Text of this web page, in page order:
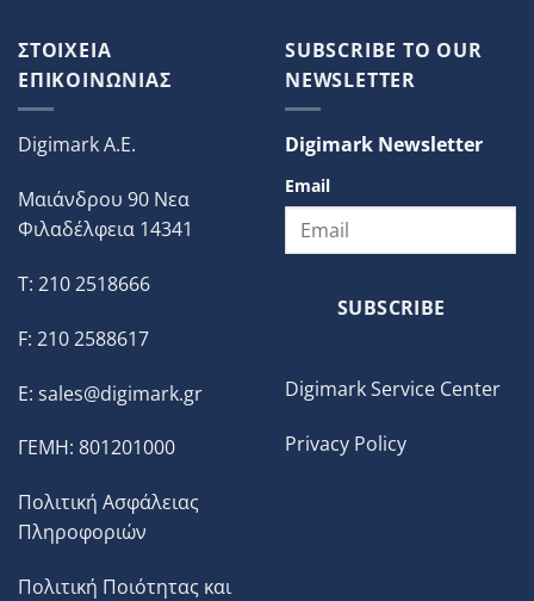
ΣΤΟΙΧΕΙΑ
ΕΠΙΚΟΙΝΩΝΙΑΣ
Digimark A.E.
Μαιάνδρου 90 Νεα
Φιλαδέλφεια 14341
T: 210 2518666
F: 210 2588617
E: sales@digimark.gr
ΓΕΜΗ: 801201000
Πολιτική Ασφάλειας
Πληροφοριών
Πολιτική Ποιότητας και
SUBSCRIBE TO OUR
NEWSLETTER
Digimark Newsletter
Email
SUBSCRIBE
Digimark Service Center
Privacy Policy